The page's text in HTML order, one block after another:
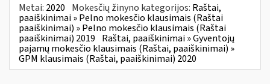
Metai: 2020 Mokesčių žinyno kategorijos: Raštai,
paaiškinimai » Pelno mokesčio klausimais (Raštai
paaiškinimai) » Pelno mokesčio klausimais (Raštai
paaiškinimai) 2019 Raštai, paaiškinimai » Gyventojų
pajamų mokesčio klausimais (Raštai, paaiškinimai) »
GPM klausimais (Raštai, paaiškinimai) 2020